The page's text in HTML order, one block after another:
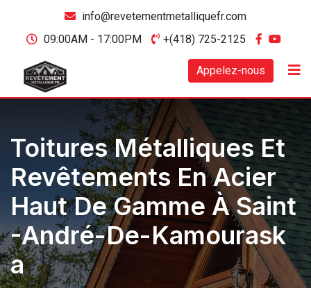
info@revetementmetalliquefr.com
09:00AM - 17:00PM
+(418) 725-2125
Appelez-nous
Toitures Métalliques Et
Revêtements En Acier
Haut De Gamme À Saint
-André-De-Kamourask
A